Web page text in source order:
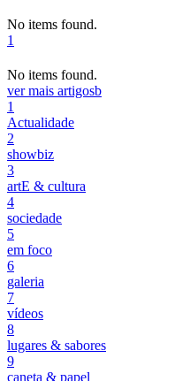
No items found.
1
No items found.
ver mais artigosb
1
Actualidade
2
showbiz
3
artE & cultura
4
sociedade
5
em foco
6
galeria
7
vídeos
8
lugares & sabores
9
caneta & papel